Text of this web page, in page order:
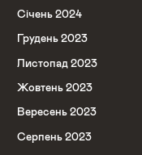
Січень 2024
Грудень 2023
Листопад 2023
Жовтень 2023
Вересень 2023
Серпень 2023